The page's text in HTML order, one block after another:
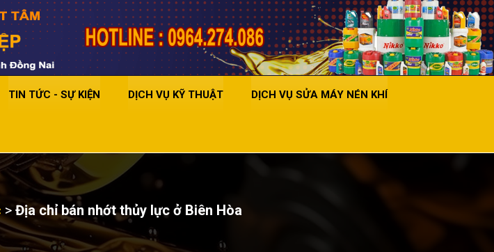
TIN TỨC - SỰ KIỆN DỊCH VỤ KỸ THUẬT DỊCH VỤ SỬA MÁY NÉN KHÍ
> Địa chỉ bán nhớt thủy lực ở Biên Hòa